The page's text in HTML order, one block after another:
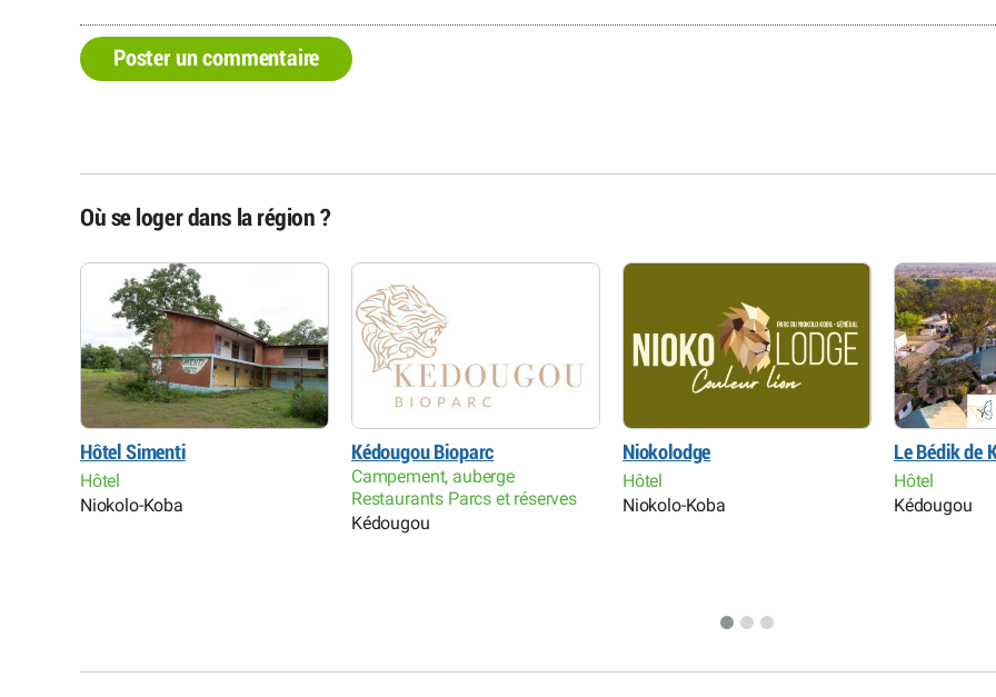
Poster un commentaire
Où se loger dans la région ?
Hôtel Simenti
Hôtel
Niokolo-Koba
Kédougou Bioparc
Campement, auberge
Restaurants Parcs et réserves
Kédougou
Niokolodge
Hôtel
Niokolo-Koba
Le Bédik de
Hôtel
Kédougou